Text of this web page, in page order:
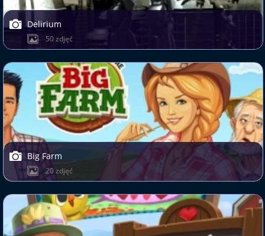
Delirium
50 zdjęć
Big Farm
20 zdjęć